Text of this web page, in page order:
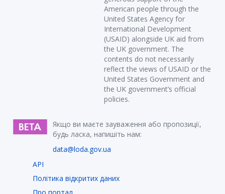
American people through the
United States Agency for
International Development
(USAID) alongside UK aid from
the UK government. The
contents do not necessarily
reflect the views of USAID or the
United States Government and
the UK government’s official
policies.
Якщо ви маєте зауваження або пропозиції,
будь ласка, напишіть нам:
data@loda.gov.ua
API
Політика відкритих даних